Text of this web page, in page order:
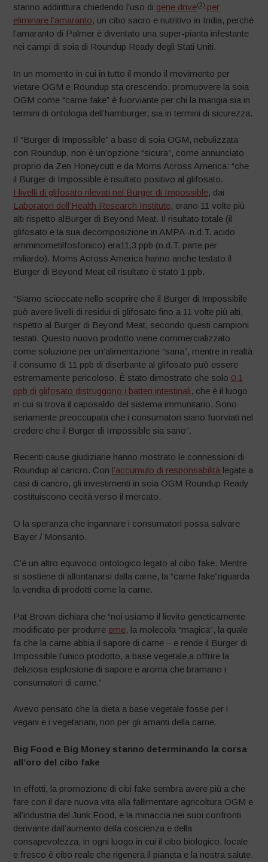
stanno addirittura chiedendo l’uso di gene drive(2) per
eliminare l’amaranto, un cibo sacro e nutritivo in India, perché
l’amaranto di Palmer è diventato una super-pianta infestante
nei campi di soia di Roundup Ready degli Stati Uniti.
In un momento in cui in tutto il mondo il movimento per
vietare OGM e Roundup sta crescendo, promuovere la soia
OGM come “carne fake” è fuorviante per chi la mangia sia in
termini di ontologia dell’hamburger, sia in termini di sicurezza.
Il “Burger di Impossible” a base di soia OGM, nebulizzata
con Roundup, non è un’opzione “sicura”, come annunciato
proprio da Zen Honeycutt e da Moms Across America: “che
il Burger di Impossible è risultato positivo al glifosato.
I livelli di glifosato rilevati nel Burger di Impossible, dai
Laboratori dell’Health Research Institute, erano 11 volte più
alti rispetto alBurger di Beyond Meat. Il risultato totale (il
glifosato e la sua decomposizione in AMPA–n.d.T. acido
amminometilfosfonico) era11,3 ppb (n.d.T. parte per
miliardo). Moms Across America hanno anche testato il
Burger di Beyond Meat eil risultato è stato 1 ppb.
“Siamo scioccate nello scoprire che il Burger di Impossibile
può avere livelli di residui di glifosato fino a 11 volte più alti,
rispetto al Burger di Beyond Meat, secondo questi campioni
testati. Questo nuovo prodotto viene commercializzato
come soluzione per un’alimentazione “sana”, mentre in realtà
il consumo di 11 ppb di diserbante al glifosato può essere
estremamente pericoloso. È stato dimostrato che solo 0,1
ppb di glifosato distruggono i batteri intestinali, che è il luogo
in cui si trova il caposaldo del sistema immunitario. Sono
seriamente preoccupata che i consumatori siano fuorviati nel
credere che il Burger di Impossible sia sano”.
Recenti cause giudiziarie hanno mostrato le connessioni di
Roundup al cancro. Con l’accumulo di responsabilità legate a
casi di cancro, gli investimenti in soia OGM Roundup Ready
costituiscono cecità verso il mercato.
O la speranza che ingannare i consumatori possa salvare
Bayer / Monsanto.
C’è un altro equivoco ontologico legato al cibo fake. Mentre
si sostiene di allontanarsi dalla carne, la “carne fake”riguarda
la vendita di prodotti come la carne.
Pat Brown dichiara che “noi usiamo il lievito geneticamente
modificato per produrre eme, la molecola “magica”, la quale
fa che la carne abbia il sapore di carne – e rende il Burger di
Impossible l’unico prodotto, a base vegetale,a offrire la
deliziosa esplosione di sapore e aroma che bramano i
consumatori di carne.”
Avevo pensato che la dieta a base vegetale fosse per i
vegani e i vegetariani, non per gli amanti della carne.
Big Food e Big Money stanno determinando la corsa
all’oro del cibo fake
In effetti, la promozione di cibi fake sembra avere più a che
fare con il dare nuova vita alla fallimentare agricoltura OGM e
all’industria del Junk Food, e la minaccia nei suoi confronti
derivante dall’aumento della coscienza e della
consapevolezza, in ogni luogo in cui il cibo biologico, locale
e fresco è cibo reale che rigenera il pianeta e la nostra salute.